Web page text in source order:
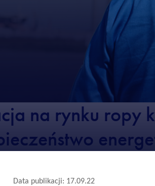
na rynku ropy
Data publikacji: 17.09.22